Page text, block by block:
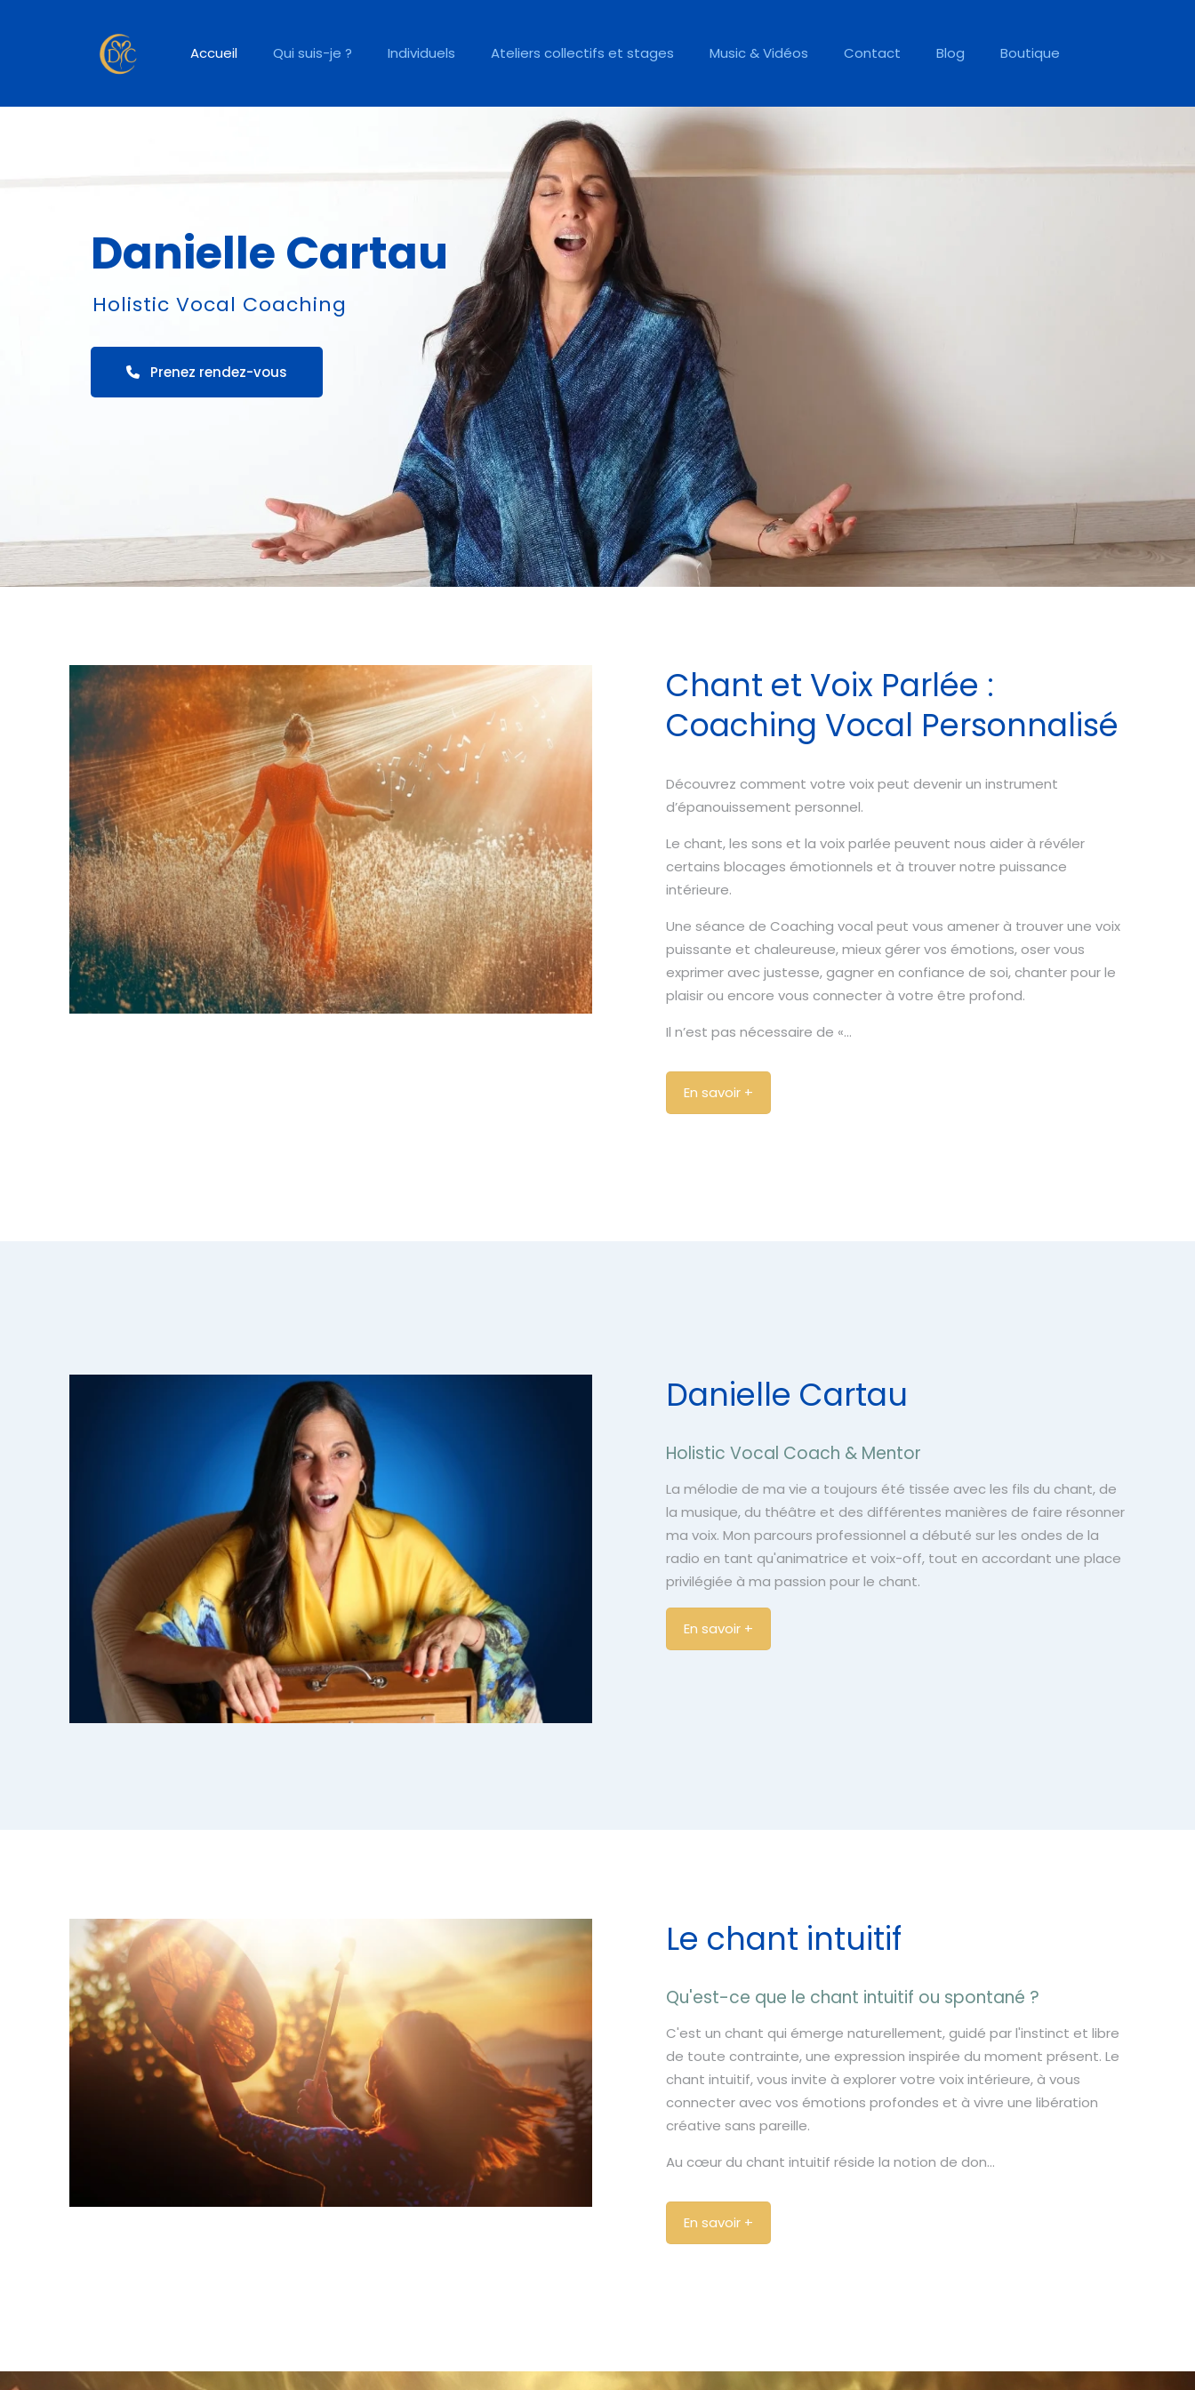
Accueil Qui suis-je ? Individuels Ateliers collectifs et stages Music & Vidéos Contact Blog Boutique
Danielle Cartau
Holistic Vocal Coaching
Prenez rendez-vous
Chant et Voix Parlée :
Coaching Vocal Personnalisé
Découvrez comment votre voix peut devenir un instrument
d’épanouissement personnel.
Le chant, les sons et la voix parlée peuvent nous aider à révéler
certains blocages émotionnels et à trouver notre puissance
intérieure.
Une séance de Coaching vocal peut vous amener à trouver une voix
puissante et chaleureuse, mieux gérer vos émotions, oser vous
exprimer avec justesse, gagner en confiance de soi, chanter pour le
plaisir ou encore vous connecter à votre être profond.
Il n’est pas nécessaire de «...
En savoir +
Danielle Cartau
Holistic Vocal Coach & Mentor
La mélodie de ma vie a toujours été tissée avec les fils du chant, de
la musique, du théâtre et des différentes manières de faire résonner
ma voix. Mon parcours professionnel a débuté sur les ondes de la
radio en tant qu'animatrice et voix-off, tout en accordant une place
privilégiée à ma passion pour le chant.
En savoir +
Le chant intuitif
Qu'est-ce que le chant intuitif ou spontané ?
C'est un chant qui émerge naturellement, guidé par l'instinct et libre
de toute contrainte, une expression inspirée du moment présent. Le
chant intuitif, vous invite à explorer votre voix intérieure, à vous
connecter avec vos émotions profondes et à vivre une libération
créative sans pareille.
Au cœur du chant intuitif réside la notion de don...
En savoir +
Plongez-vous dans l'univers de votre voix ! Inscrivez-
vous pour recevoir les informations concernant les
prochaines activités de chant.
Adresse E-mail :
S'inscrire
Ou contactez-moi directement.